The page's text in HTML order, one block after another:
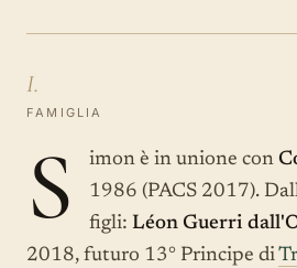
I.
FAMIGLIA
S imon è in unione con
1986 (PACS 2017).
figli: Léon Guerri
2018, futuro 13° Principe di